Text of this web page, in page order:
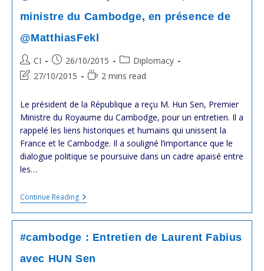
ministre du Cambodge, en présence de
@MatthiasFekl
Post
author:
CI
Post
published:
26/10/2015
Post
category:
Diplomacy
Post
modified:
27/10/2015
Reading2 mins read
Le président de la République a reçu M. Hun Sen, Premier
Ministre du Royaume du Cambodge, pour un entretien. Il a
rappelé les liens historiques et humains qui unissent la
France et le Cambodge. Il a souligné l’importance que le
dialogue politique se poursuive dans un cadre apaisé entre
les…
Continue Reading#cambodge
#france
:
Président
@fhollande
A
Reçu
#cambodge : Entretien de Laurent Fabius
avec HUN Sen